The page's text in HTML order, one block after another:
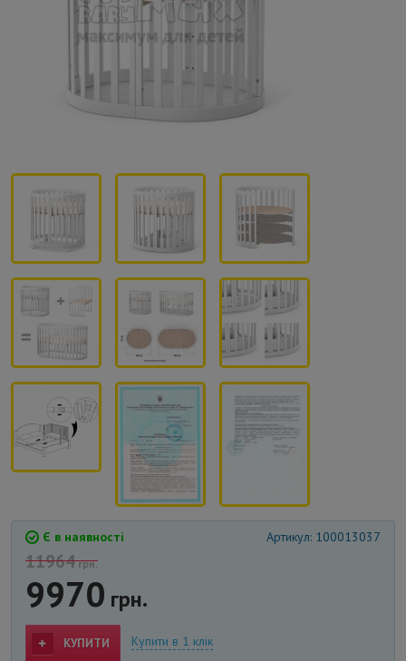
Є в наявності Артикул: 100013037
11964грн.
9970 грн.
КУПИТИ Купити в 1 клік